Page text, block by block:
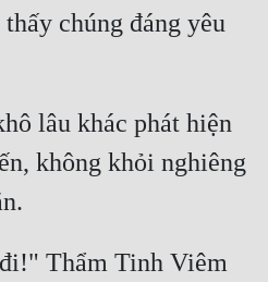
chúng đáng yêu
lâu khác phát hiện
không khỏi nghiêng
Thẩm Tinh Viêm